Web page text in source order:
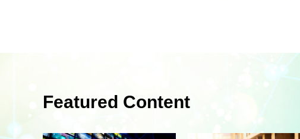
Featured Content